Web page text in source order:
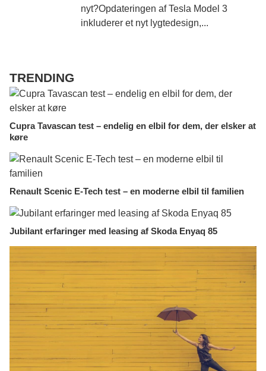
nyt?Opdateringen af Tesla Model 3
inkluderer et nyt lygtedesign,...
TRENDING
Cupra Tavascan test – endelig en elbil for dem, der elsker at
køre
Renault Scenic E-Tech test – en moderne elbil til familien
Jubilant erfaringer med leasing af Skoda Enyaq 85